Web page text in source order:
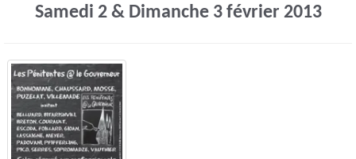
Samedi 2 & Dimanche 3 février 2013